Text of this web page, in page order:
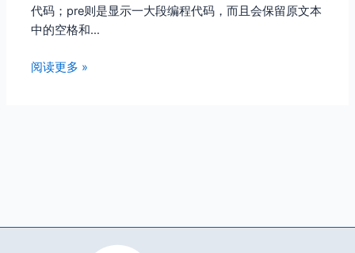
代码；pre则是显示一大段编程代码，而且会保留原文本
中的空格和…
阅读更多 »